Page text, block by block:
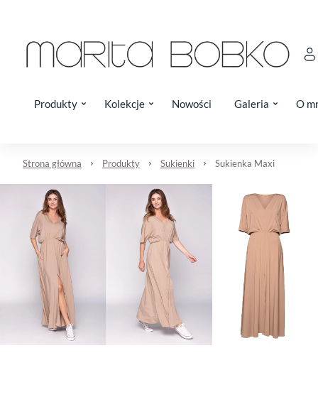
Produkty Kolekcje Nowości Galeria O
Strona główna Produkty Sukienki Sukienka Maxi